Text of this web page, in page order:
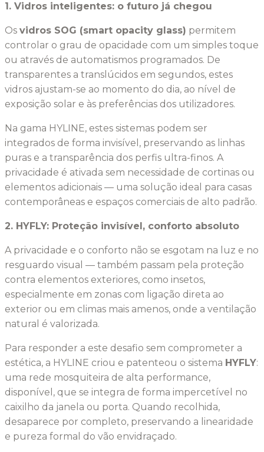
1. Vidros inteligentes: o futuro já chegou
Os vidros SOG (smart opacity glass) permitem
controlar o grau de opacidade com um simples toque
ou através de automatismos programados. De
transparentes a translúcidos em segundos, estes
vidros ajustam-se ao momento do dia, ao nível de
exposição solar e às preferências dos utilizadores.
Na gama HYLINE, estes sistemas podem ser
integrados de forma invisível, preservando as linhas
puras e a transparência dos perfis ultra-finos. A
privacidade é ativada sem necessidade de cortinas ou
elementos adicionais — uma solução ideal para casas
contemporâneas e espaços comerciais de alto padrão.
2. HYFLY: Proteção invisível, conforto absoluto
A privacidade e o conforto não se esgotam na luz e no
resguardo visual — também passam pela proteção
contra elementos exteriores, como insetos,
especialmente em zonas com ligação direta ao
exterior ou em climas mais amenos, onde a ventilação
natural é valorizada.
Para responder a este desafio sem comprometer a
estética, a HYLINE criou e patenteou o sistema HYFLY:
uma rede mosquiteira de alta performance,
disponível, que se integra de forma impercetível no
caixilho da janela ou porta. Quando recolhida,
desaparece por completo, preservando a linearidade
e pureza formal do vão envidraçado.